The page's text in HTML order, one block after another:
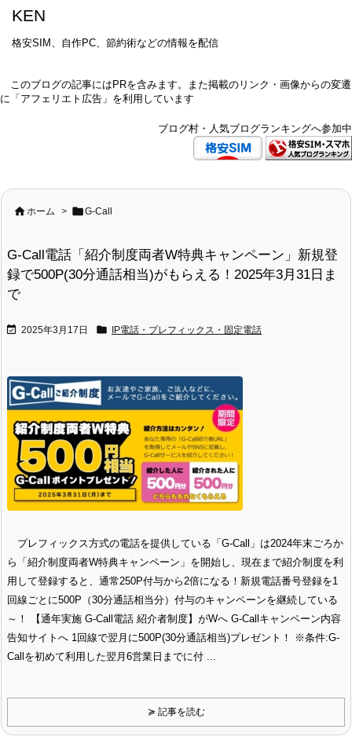
KEN
格安SIM、自作PC、節約術などの情報を配信
このブログの記事にはPRを含みます。また掲載のリンク・画像からの変遷
に「アフェリエト広告」を利用しています
ブログ村・人気ブログランキングへ参加中
 ホーム > G-Call
G-Call電話「紹介制度両者W特典キャンペーン」新規登
録で500P(30分通話相当)がもらえる！2025年3月31日ま
で
 2025年3月17日  IP電話・プレフィックス・固定電話
プレフィックス方式の電話を提供している「G-Call」は2024年末ごろか
ら「紹介制度両者W特典キャンペーン」を開始し、現在まで紹介制度を利
用して登録すると、通常250P付与から2倍になる！新規電話番号登録を1
回線ごとに500P（30分通話相当分）付与のキャンペーンを継続している
～！ 【通年実施 G-Call電話 紹介者制度】がWへ G-Callキャンペーン内容
告知サイトへ 1回線で翌月に500P(30分通話相当)プレゼント！ ※条件:G-
Callを初めて利用した翌月6営業日までに付 ...
≽ 記事を読む